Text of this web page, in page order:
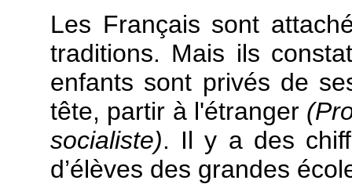
Les Français sont
traditions. Mais ils
enfants sont privés de
tête, partir à l'étranger
socialiste). Il y a des
d’élèves des grandes